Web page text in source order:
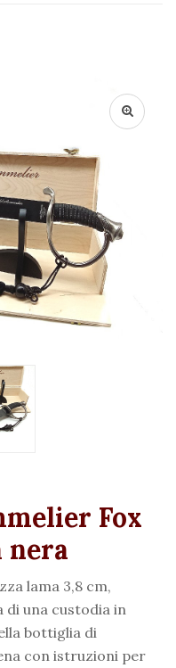
Fox
nera
lama 3,8 cm,
di una custodia in
bottiglia di
con istruzioni per